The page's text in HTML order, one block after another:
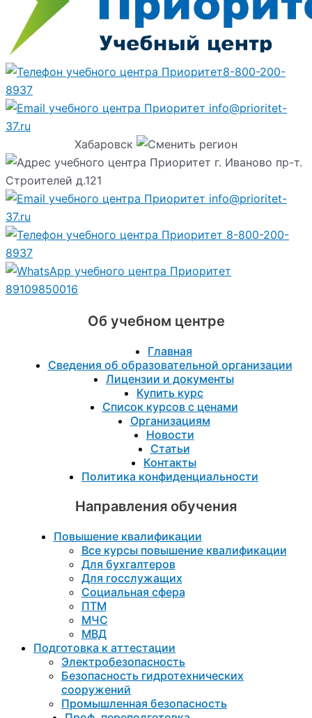
8-800-200-
8937
info@prioritet-
37.ru
Хабаровск
г. Иваново пр-т.
Строителей д.121
info@prioritet-
37.ru
8-800-200-
8937
89109850016
Об учебном центре
Главная
Сведения об образовательной организации
Лицензии и документы
Купить курс
Список курсов с ценами
Организациям
Новости
Статьи
Контакты
Политика конфиденциальности
Направления обучения
Повышение квалификации
Все курсы повышение квалификации
Для бухгалтеров
Для госслужащих
Социальная сфера
ПТМ
МЧС
МВД
Подготовка к aттестации
Электробезопасность
Безопасность гидротехнических
сооружений
Промышленная безопасность